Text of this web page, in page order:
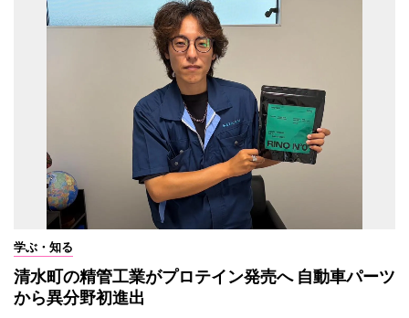
学ぶ・知る
清水町の精管工業がプロテイン発売へ 自動車パーツ
から異分野初進出